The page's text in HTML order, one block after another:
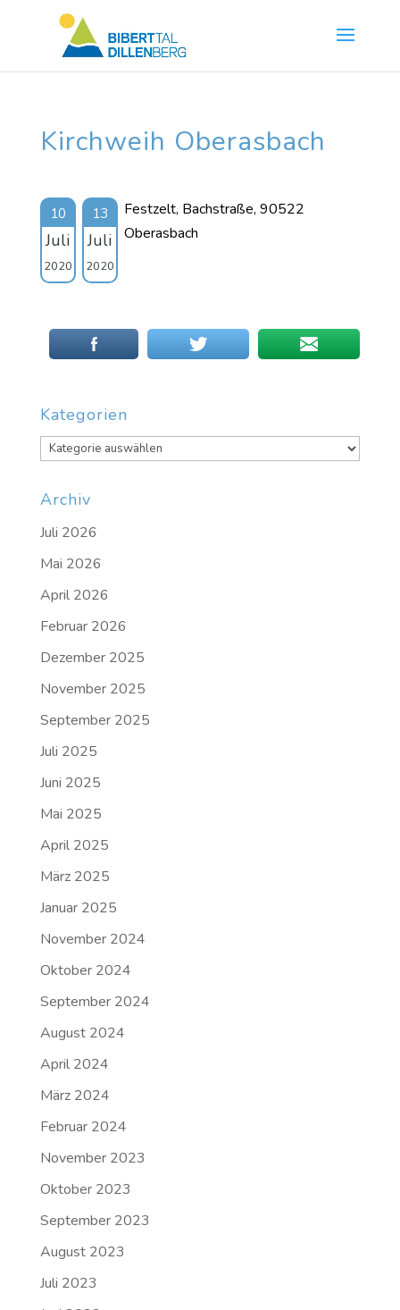
Kirchweih Oberasbach
10
Juli
2020
13
Juli
2020
Festzelt, Bachstraße, 90522
Oberasbach
Kategorien
Kategorien
Archiv
Juli 2026
Mai 2026
April 2026
Februar 2026
Dezember 2025
November 2025
September 2025
Juli 2025
Juni 2025
Mai 2025
April 2025
März 2025
Januar 2025
November 2024
Oktober 2024
September 2024
August 2024
April 2024
März 2024
Februar 2024
November 2023
Oktober 2023
September 2023
August 2023
Juli 2023